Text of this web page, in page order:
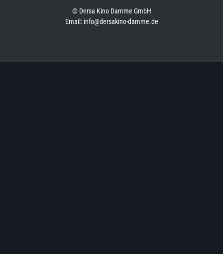
© Dersa Kino Damme GmbH
Email: info@dersakino-damme.de